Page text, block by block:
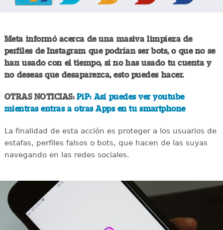
Meta informó acerca de una masiva limpieza de
perfiles de Instagram que podrían ser bots, o que no se
han usado con el tiempo, si no has usado tu cuenta y
no deseas que desaparezca, esto puedes hacer.
OTRAS NOTICIAS: PiP: Así puedes ver youtube
mientras entras a otras Apps en tu smartphone
La finalidad de esta acción es proteger a los usuarios de
estafas, perfiles falsos o bots, que hacen de las suyas
navegando en las redes sociales.